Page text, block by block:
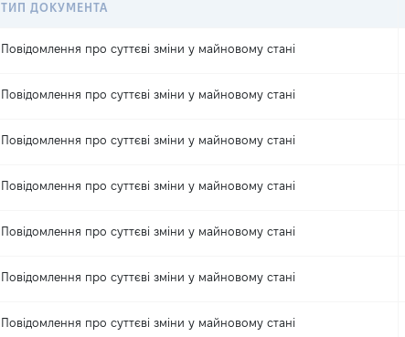
ТИП ДОКУМЕНТА
Повідомлення про суттєві зміни y майновому стані
Повідомлення про суттєві зміни y майновому стані
Повідомлення про суттєві зміни y майновому стані
Повідомлення про суттєві зміни y майновому стані
Повідомлення про суттєві зміни y майновому стані
Повідомлення про суттєві зміни y майновому стані
Повідомлення про суттєві зміни y майновому стані